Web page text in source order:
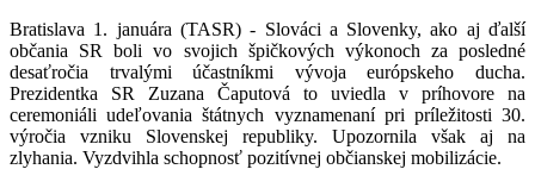
Bratislava 1. januára (TASR) - Slováci a Slovenky, ako aj ďalší
občania SR boli vo svojich špičkových výkonoch za posledné
desaťročia trvalými účastníkmi vývoja európskeho ducha.
Prezidentka SR Zuzana Čaputová to uviedla v príhovore na
ceremoniáli udeľovania štátnych vyznamenaní pri príležitosti 30.
výročia vzniku Slovenskej republiky. Upozornila však aj na
zlyhania. Vyzdvihla schopnosť pozitívnej občianskej mobilizácie.